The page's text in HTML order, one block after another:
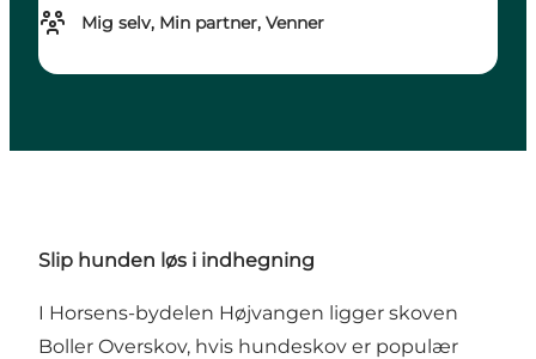
Mig selv, Min partner, Venner
Slip hunden løs i indhegning
I Horsens-bydelen Højvangen ligger skoven
Boller Overskov, hvis hundeskov er populær